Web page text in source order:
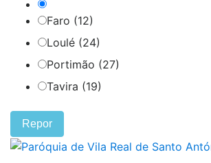
Faro (12)
Loulé (24)
Portimão (27)
Tavira (19)
Repor